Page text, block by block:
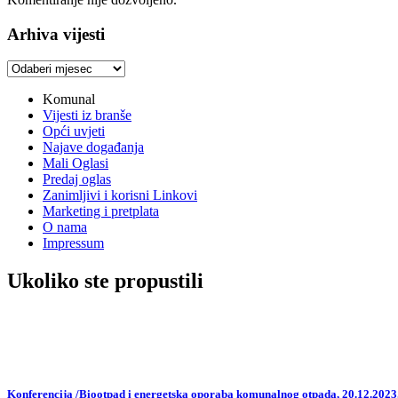
Arhiva vijesti
Arhiva
Komunal
Vijesti iz branše
Opći uvjeti
Najave događanja
Mali Oglasi
Predaj oglas
Zanimljivi i korisni Linkovi
Marketing i pretplata
O nama
Impressum
Ukoliko ste propustili
Konferencija /Biootpad i energetska oporaba komunalnog otpada,